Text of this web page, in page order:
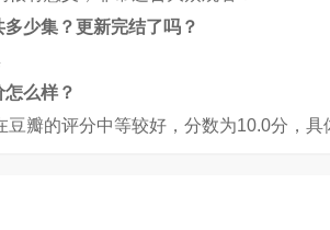
少集？更新完结了吗？
么样？
豆瓣的评分中等较好，分数为10.0分，